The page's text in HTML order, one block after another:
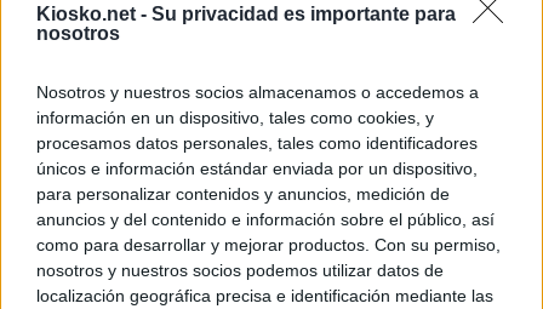
Kiosko.net - Su privacidad es importante para
nosotros
Nosotros y nuestros socios almacenamos o accedemos a
información en un dispositivo, tales como cookies, y
procesamos datos personales, tales como identificadores
únicos e información estándar enviada por un dispositivo,
para personalizar contenidos y anuncios, medición de
anuncios y del contenido e información sobre el público, así
como para desarrollar y mejorar productos. Con su permiso,
nosotros y nuestros socios podemos utilizar datos de
localización geográfica precisa e identificación mediante las